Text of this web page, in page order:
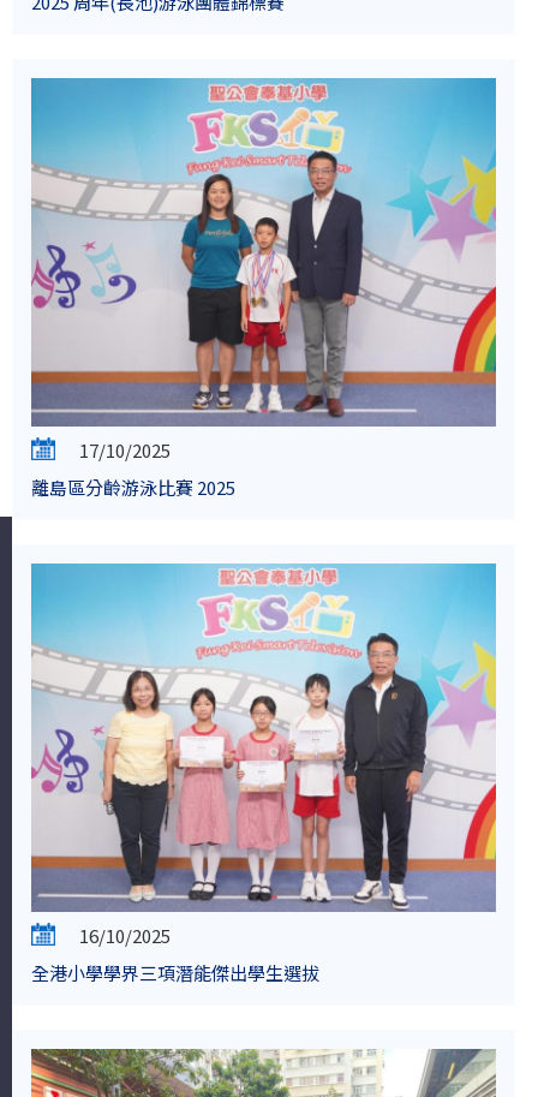
17/10/2025
離島區分齡游泳比賽 2025
16/10/2025
全港小學學界三項潛能傑出學生選拔